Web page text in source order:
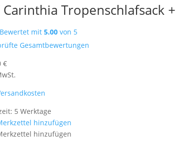
Carinthia Tropenschlafsack
Bewertet mit5.00 von 5
Gesamtbewertungen
€
5 Werktage
hinzufügen
hinzufügen